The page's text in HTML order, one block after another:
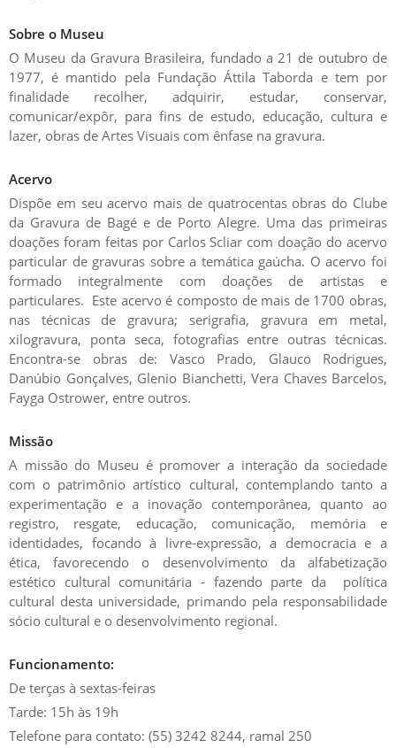
Sobre o Museu
O Museu da Gravura Brasileira, fundado a 21 de outubro de
1977, é mantido pela Fundação Áttila Taborda e tem por
finalidade recolher, adquirir, estudar, conservar,
comunicar/expôr, para fins de estudo, educação, cultura e
lazer, obras de Artes Visuais com ênfase na gravura.
Acervo
Dispõe em seu acervo mais de quatrocentas obras do Clube
da Gravura de Bagé e de Porto Alegre. Uma das primeiras
doações foram feitas por Carlos Scliar com doação do acervo
particular de gravuras sobre a temática gaúcha. O acervo foi
formado integralmente com doações de artistas e
particulares. Este acervo é composto de mais de 1700 obras,
nas técnicas de gravura; serigrafia, gravura em metal,
xilogravura, ponta seca, fotografias entre outras técnicas.
Encontra-se obras de: Vasco Prado, Glauco Rodrigues,
Danúbio Gonçalves, Glenio Bianchetti, Vera Chaves Barcelos,
Fayga Ostrower, entre outros.
Missão
A missão do Museu é promover a interação da sociedade
com o patrimônio artístico cultural, contemplando tanto a
experimentação e a inovação contemporânea, quanto ao
registro, resgate, educação, comunicação, memória e
identidades, focando à livre-expressão, a democracia e a
ética, favorecendo o desenvolvimento da alfabetização
estético cultural comunitária - fazendo parte da política
cultural desta universidade, primando pela responsabilidade
sócio cultural e o desenvolvimento regional.
Funcionamento:
De terças à sextas-feiras
Tarde: 15h às 19h
Telefone para contato: (55) 3242 8244, ramal 250